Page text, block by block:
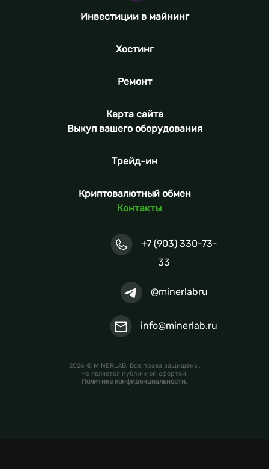
Инвестиции в майнинг
Хостинг
Ремонт
Карта сайта
Выкуп вашего оборудования
Трейд-ин
Криптовалютный обмен
Контакты
+7 (903) 330-73-
33
@minerlabru
info@minerlab.ru
2026 © MINERLAB. Все права защищены.
Не является публичной офертой.
Политика конфиденциальности.